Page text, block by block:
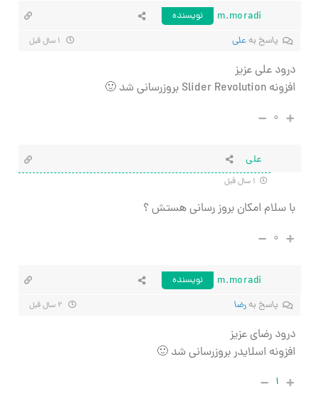
m.moradi
نویسنده
پاسخ بهعلی
درود علی عزیز
افزونه Slider Revolution بروزرسانی شد 🙂
۰
علی
با سلام امکان بروز رسانی هستش ؟
۰
m.moradi
نویسنده
پاسخ بهرضا
درود رضای عزیز
افزونه اسلایدر بروزرسانی شد 🙂
۱